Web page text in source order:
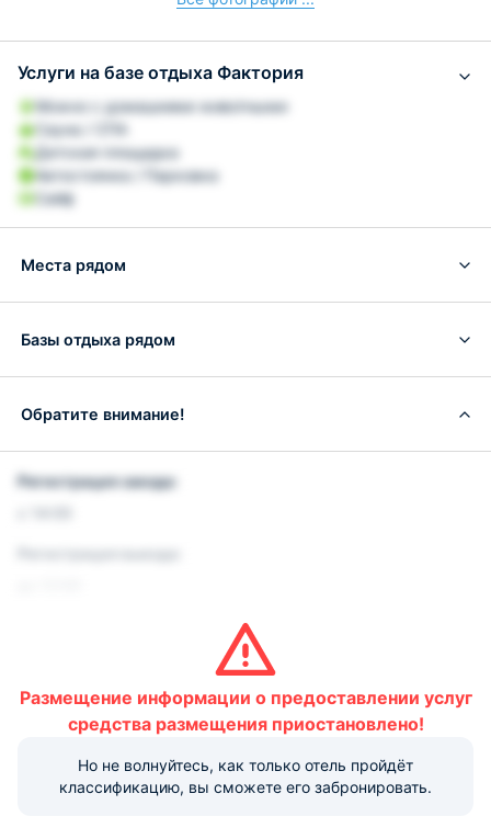
Услуги на базе отдыха Фактория
Можно с домашними животными
Сауна / СПА
Детская площадка
Автостоянка / Парковка
Сейф
Места рядом
Базы отдыха рядом
Обратите внимание!
Регистрация заезда:
Условия и правила проживания:
Допускается размещение домашних животных. Данная
Варианты оплаты, доступные на ресепшене:
наличные.
Размещение информации о предоставлении услуг
средства размещения приостановлено!
Но не волнуйтесь, как только отель пройдёт
классификацию, вы сможете его забронировать.